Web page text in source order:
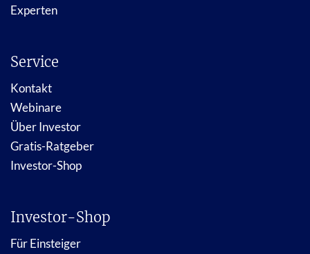
Experten
Service
Kontakt
Webinare
Über Investor
Gratis-Ratgeber
Investor-Shop
Investor-Shop
Für Einsteiger